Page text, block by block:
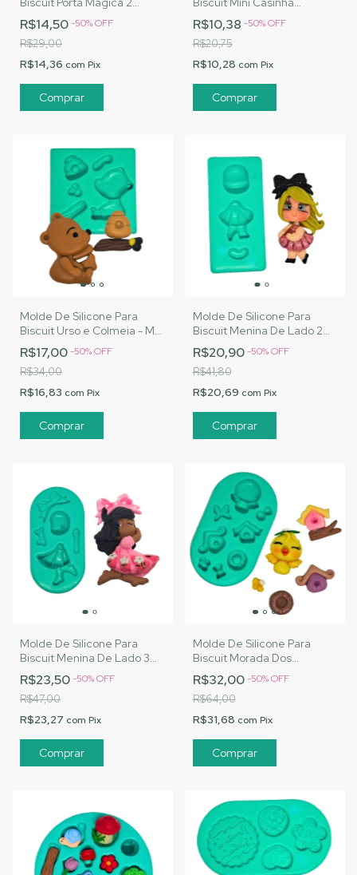
Coração - MJ Artesanatos |
Cód. A160
R$14,50-50%OFF
R$29,00
R$14,36 com Pix
Cogumelo - MJ
Artesanatos | Cód. A162
R$10,38 -50%OFF
R$20,75
R$10,28 com Pix
Molde De Silicone Para
Biscuit Urso e Colmeia - MJ
Artesanatos | Cód. A166
R$17,00-50%OFF
R$34,00
R$16,83 com Pix
Molde De Silicone Para
Biscuit Menina De Lado 2
Vestido - MJ Artesanatos |
Cód. A168
R$20,90-50%OFF
R$41,80
R$20,69 com Pix
Molde De Silicone Para
Biscuit Menina De Lado 3
Vestido e Laço - MJ
Artesanatos | Cód. A169
R$23,50-50%OFF
R$47,00
R$23,27 com Pix
Molde De Silicone Para
Biscuit Morada Dos
Pássaros - MJ Artesanatos |
Cód. A172
R$32,00-50%OFF
R$64,00
R$31,68 com Pix